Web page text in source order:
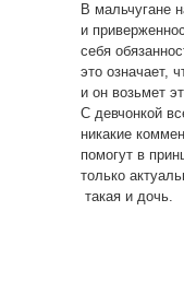
В мальчугане
и
себя
это означает,
и он возьмет
С девчонкой
никакие
помогут в
только
такая и дочь.